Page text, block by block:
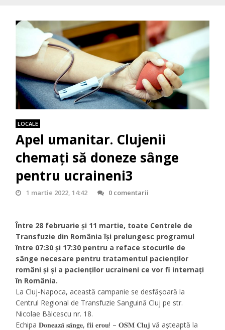
LOCALE
Apel umanitar. Clujenii
chemați să doneze sânge
pentru ucraineni3
1 martie 2022, 14:42 0 comentarii
Între 28 februarie și 11 martie, toate Centrele de
Transfuzie din România își prelungesc programul
între 07:30 și 17:30 pentru a reface stocurile de
sânge necesare pentru tratamentul pacienților
români și și a pacienților ucraineni ce vor fi internați
în România.
La Cluj-Napoca, această campanie se desfășoară la
Centrul Regional de Transfuzie Sanguină Cluj pe str.
Nicolae Bălcescu nr. 18.
Echipa 𝐃𝐨𝐧𝐞𝐚𝐳𝐚̆ 𝐬𝐚̂𝐧𝐠𝐞, 𝐟𝐢𝐢 𝐞𝐫𝐨𝐮! – 𝐎𝐒𝐌 𝐂𝐥𝐮𝐣 vă așteaptă la